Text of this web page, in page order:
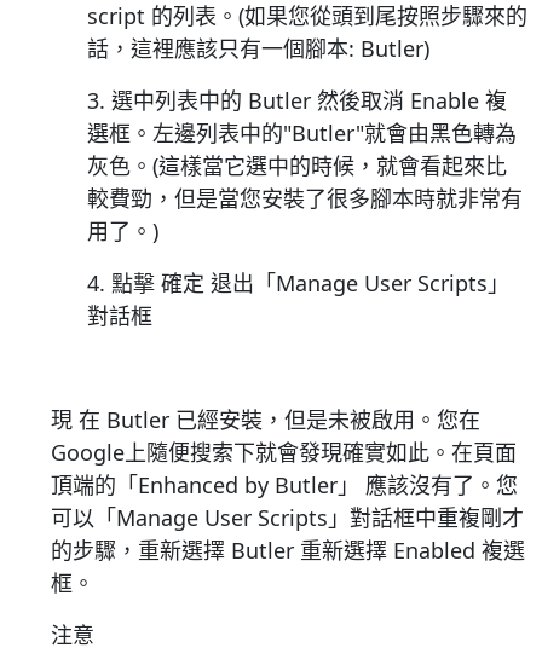
script 的列表。(如果您從頭到尾按照步驟來的
話，這裡應該只有一個腳本: Butler)
3. 選中列表中的 Butler 然後取消 Enable 複
選框。左邊列表中的"Butler"就會由黑色轉為
灰色。(這樣當它選中的時候，就會看起來比
較費勁，但是當您安裝了很多腳本時就非常有
用了。)
4. 點擊 確定 退出「Manage User Scripts」
對話框
現 在 Butler 已經安裝，但是未被啟用。您在
Google上隨便搜索下就會發現確實如此。在頁面
頂端的「Enhanced by Butler」 應該沒有了。您
可以「Manage User Scripts」對話框中重複剛才
的步驟，重新選擇 Butler 重新選擇 Enabled 複選
框。
注意